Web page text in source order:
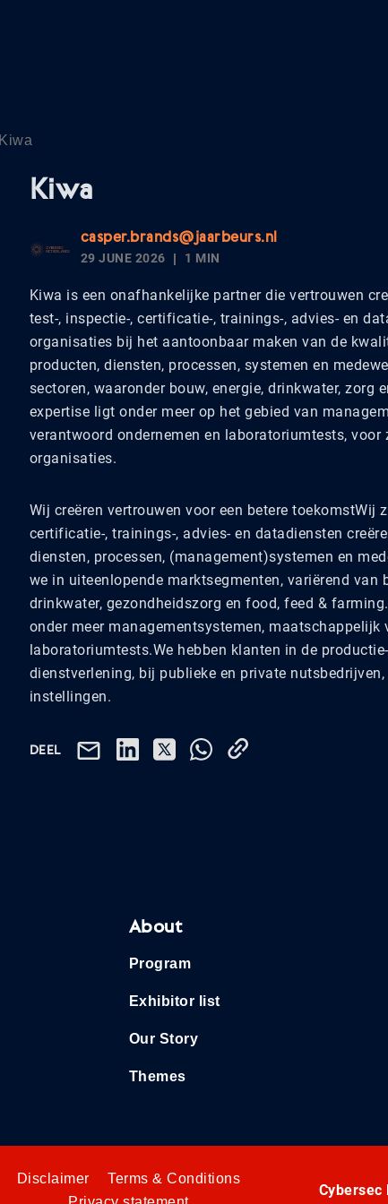
Kiwa
Kiwa
casper.brands@jaarbeurs.nl
29 JUNE 2026
1 MIN
Kiwa is een onafhankelijke partner die vertrouwen
test-, inspectie-, certificatie-, trainings-, advies- en
organisaties bij het aantoonbaar maken van de
producten, diensten, processen, systemen en
sectoren, waaronder bouw, energie, drinkwater, zorg
expertise ligt onder meer op het gebied van
verantwoord ondernemen en laboratoriumtests, voor
organisaties.
Wij creëren vertrouwen voor een betere toekomstWij
certificatie-, trainings-, advies- en datadiensten
diensten, processen, (management)systemen en
we in uiteenlopende marktsegmenten, variërend van
drinkwater, gezondheidszorg en food, feed &
onder meer managementsystemen, maatschappelijk
laboratoriumtests.We hebben klanten in de
dienstverlening, bij publieke en private nutsbedrijven,
instellingen.
DEEL
About
Program
Exhibitor list
Our Story
Themes
Disclaimer
Terms & Conditions
Cybersec